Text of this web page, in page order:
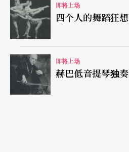
即将上场
四个人的舞蹈狂
即将上场
赫巴低音提琴独